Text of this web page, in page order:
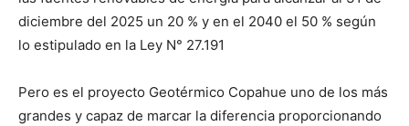
diciembre del 2025 un 20 % y en el 2040 el 50 % según
lo estipulado en la Ley N° 27.191
Pero es el proyecto Geotérmico Copahue uno de los más
grandes y capaz de marcar la diferencia proporcionando